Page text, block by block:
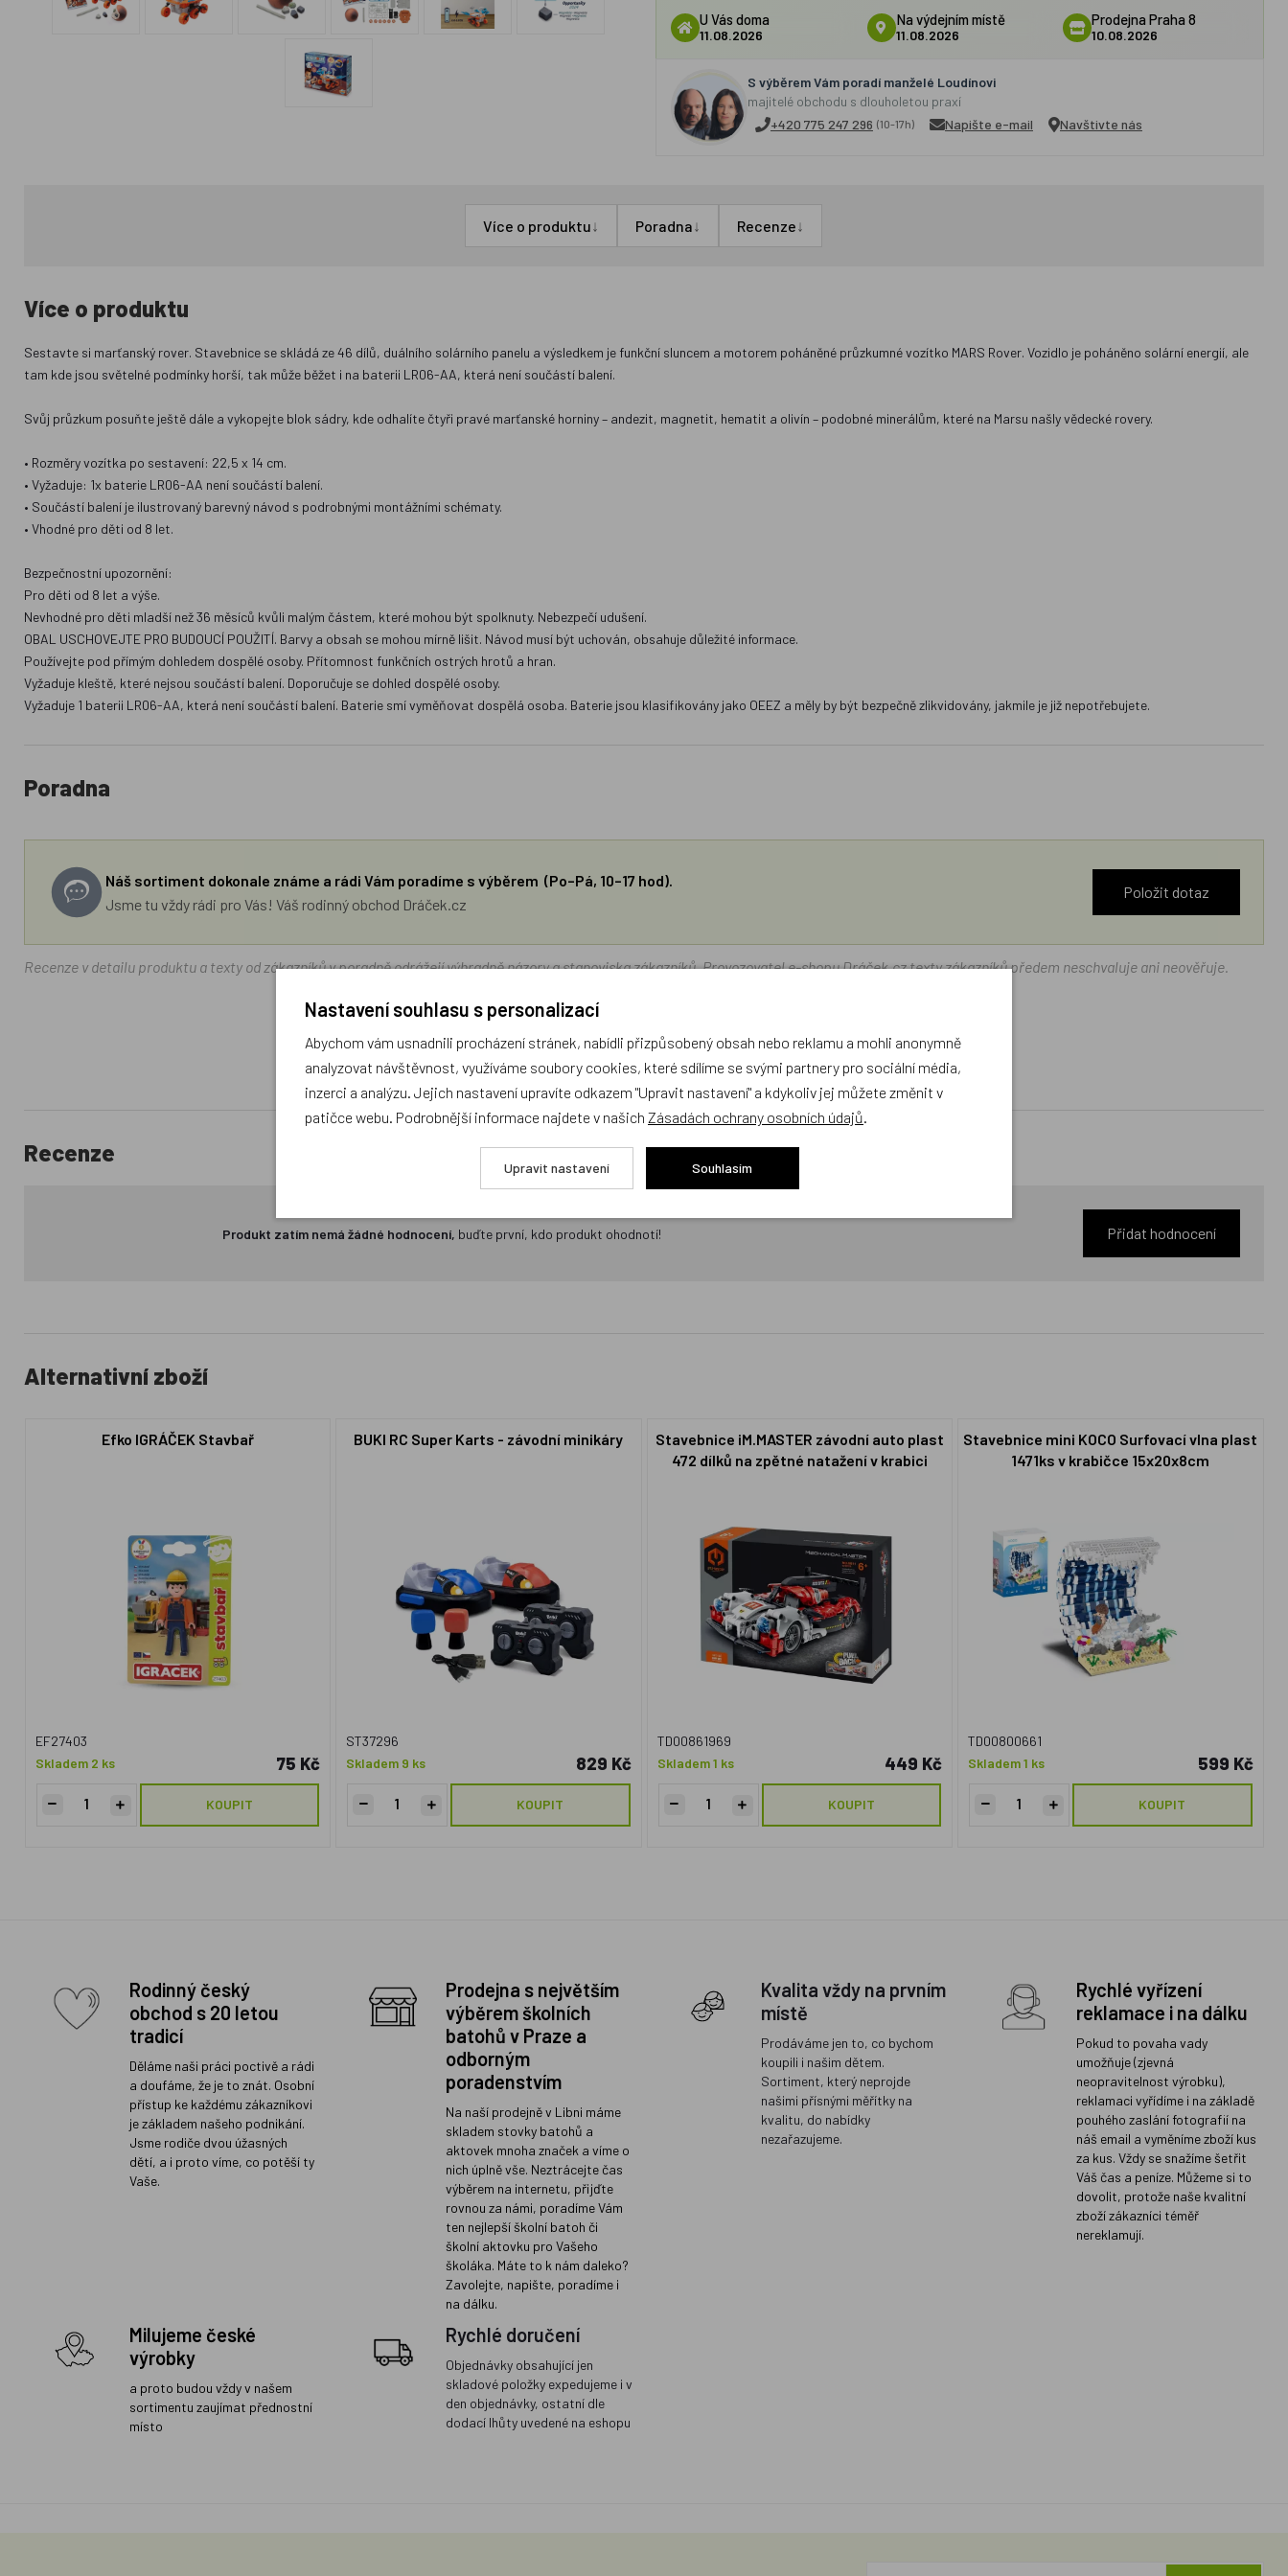
U Vás doma
11.08.2026
Na výdejním místě
11.08.2026
Prodejna Praha 8
10.08.2026
S výběrem Vám poradí manželé Loudínovi
majitelé obchodu s dlouholetou praxí
+420 775 247 296 (10-17h) Napište e-mail Navštivte nás
Více o produktu↓ Poradna↓ Recenze↓
Více o produktu
Sestavte si marťanský rover. Stavebnice se skládá ze 46 dílů, duálního solárního panelu a výsledkem je funkční sluncem a motorem poháněné průzkumné vozítko MARS Rover. Vozidlo je poháněno solární energií, ale
tam kde jsou světelné podmínky horší, tak může běžet i na baterii LR06-AA, která není součástí balení.
Svůj průzkum posuňte ještě dále a vykopejte blok sádry, kde odhalíte čtyři pravé marťanské horniny – andezit, magnetit, hematit a olivín – podobné minerálům, které na Marsu našly vědecké rovery.
• Rozměry vozítka po sestavení: 22,5 x 14 cm.
• Vyžaduje: 1x baterie LR06-AA není součástí balení.
• Součástí balení je ilustrovaný barevný návod s podrobnými montážními schématy.
• Vhodné pro děti od 8 let.
Bezpečnostní upozornění:
Pro děti od 8 let a výše.
Nevhodné pro děti mladší než 36 měsíců kvůli malým částem, které mohou být spolknuty. Nebezpečí udušení.
OBAL USCHOVEJTE PRO BUDOUCÍ POUŽITÍ. Barvy a obsah se mohou mírně lišit. Návod musí být uchován, obsahuje důležité informace.
Používejte pod přímým dohledem dospělé osoby. Přítomnost funkčních ostrých hrotů a hran.
Vyžaduje kleště, které nejsou součástí balení. Doporučuje se dohled dospělé osoby.
Vyžaduje 1 baterii LR06-AA, která není součástí balení. Baterie smí vyměňovat dospělá osoba. Baterie jsou klasifikovány jako OEEZ a měly by být bezpečně zlikvidovány, jakmile je již nepotřebujete.
Poradna
Náš sortiment dokonale známe a rádi Vám poradíme s výběrem (Po–Pá, 10–17 hod).
Jsme tu vždy rádi pro Vás! Váš rodinný obchod Dráček.cz
Položit dotaz
Recenze v detailu produktu a texty od zákazníků v poradně odrážejí výhradně názory a stanoviska zákazníků. Provozovatel e-shopu Dráček.cz texty zákazníků předem neschvaluje ani neověřuje.
Recenze
Produkt zatím nemá žádné hodnocení, buďte první, kdo produkt ohodnotí! Přidat hodnocení
Alternativní zboží
Efko IGRÁČEK Stavbař
EF27403
Skladem 2 ks
75 Kč
KOUPIT
BUKI RC Super Karts - závodní minikáry
ST37296
Skladem 9 ks
829 Kč
KOUPIT
Stavebnice iM.MASTER závodní auto plast
472 dílků na zpětné natažení v krabici
TD00861969
Skladem 1 ks
449 Kč
KOUPIT
Stavebnice mini KOCO Surfovací vlna plast
1471ks v krabičce 15x20x8cm
TD00800661
Skladem 1 ks
599 Kč
KOUPIT
Rodinný český
obchod s 20 letou
tradicí
Děláme naši práci poctivě a rádi
a doufáme, že je to znát. Osobní
přístup ke každému zákazníkovi
je základem našeho podnikání.
Jsme rodiče dvou úžasných
dětí, a i proto víme, co potěší ty
Vaše.
Prodejna s největším
výběrem školních
batohů v Praze a
odborným
poradenstvím
Na naší prodejně v Libni máme
skladem stovky batohů a
aktovek mnoha značek a víme o
nich úplně vše. Neztrácejte čas
výběrem na internetu, přijďte
rovnou za námi, poradíme Vám
ten nejlepší školní batoh či
školní aktovku pro Vašeho
školáka. Máte to k nám daleko?
Zavolejte, napište, poradíme i
na dálku.
Kvalita vždy na prvním
místě
Prodáváme jen to, co bychom
koupili i našim dětem.
Sortiment, který neprojde
našimi přísnými měřítky na
kvalitu, do nabídky
nezařazujeme.
Rychlé vyřízení
reklamace i na dálku
Pokud to povaha vady
umožňuje (zjevná
neopravitelnost výrobku),
reklamaci vyřídíme i na základě
pouhého zaslání fotografií na
náš email a vyměníme zboží kus
za kus. Vždy se snažíme šetřit
Váš čas a peníze. Můžeme si to
dovolit, protože naše kvalitní
zboží zákazníci téměř
nereklamují.
Milujeme české
výrobky
a proto budou vždy v našem
sortimentu zaujímat přednostní
místo
Rychlé doručení
Objednávky obsahující jen
skladové položky expedujeme i v
den objednávky, ostatní dle
dodací lhůty uvedené na eshopu
Nastavení souhlasu s personalizací
Abychom vám usnadnili procházení stránek, nabídli přizpůsobený obsah nebo reklamu a mohli anonymně
analyzovat návštěvnost, využíváme soubory cookies, které sdílíme se svými partnery pro sociální média,
inzerci a analýzu. Jejich nastavení upravíte odkazem "Upravit nastavení" a kdykoliv jej můžete změnit v
patičce webu. Podrobnější informace najdete v našich Zásadách ochrany osobních údajů.
Upravit nastavení Souhlasím